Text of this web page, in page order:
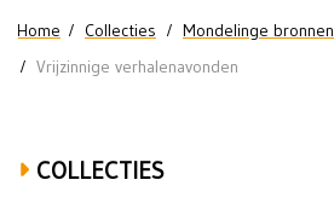
U bent hier
Home Collecties Mondelinge bronnen
Vrijzinnige verhalenavonden
COLLECTIES